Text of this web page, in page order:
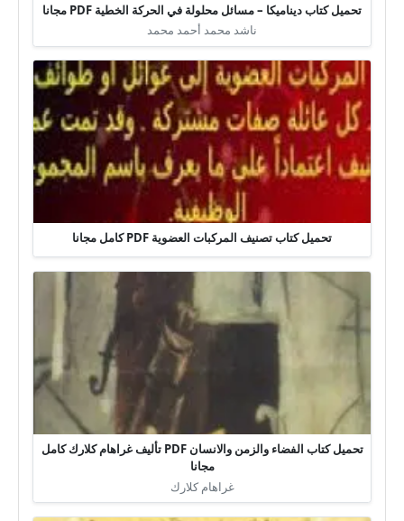
تحميل كتاب ديناميكا – مسائل محلولة في الحركة الخطية PDF مجانا
ناشد محمد أحمد محمد
تحميل كتاب تصنيف المركبات العضوية PDF كامل مجانا
تحميل كتاب الفضاء والزمن والانسان PDF تأليف غراهام كلارك كامل
مجانا
غراهام كلارك